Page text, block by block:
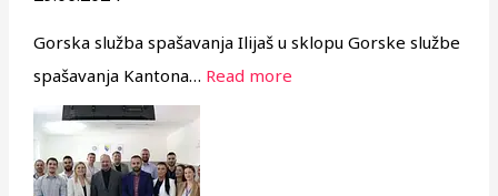
Gorska služba spašavanja Ilijaš u sklopu Gorske službe
spašavanja Kantona… Read more